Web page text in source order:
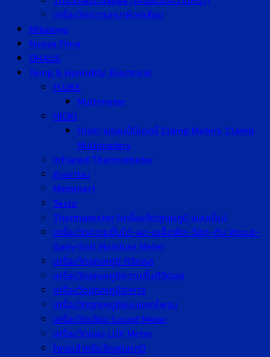
เครื่องวัดความหนาผิวเคลือบ
Mitutoyo
Nuova Fima
OHAUS
Temp & Humidity, Electrical
FLUKE
Multimeter
HIOKI
Hioki แคลมป์มิเตอร์ Clamp Meters, Clamp
Multimeters
Infrared Thermometer
Kyoritsu
Memmert
Testo
Thermometer (เครื่องวัดอุณหภูมิ แบบเข็ม)
เครื่องวัดความชื้นไม้-ผง-เมล็ดพืช-วัสดุ-ดิน Wood-
Gain-Soil Moisture Meter
เครื่องวัดอุณหภูมิ ดิจิตอล
เครื่องวัดอุณหภูมิความชื้นดิจิตอล
เครื่องวัดอุณหภูมิอาหาร
เครื่องวัดอุณหภูมิแบบแยกโพรบ
เครื่องวัดเสียง Sound Meter
เครื่องวัดแสง LUX Meter
โพรบสำหรับวัดอุณหภูมิ